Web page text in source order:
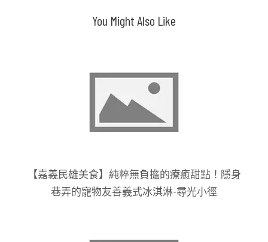
You Might Also Like
【嘉義民雄美食】純粹無負擔的療癒甜點！隱身
巷弄的寵物友善義式冰淇淋-尋光小徑